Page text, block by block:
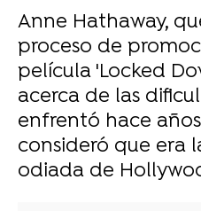
Anne Hathaway,
proceso de
película 'Locked
acerca de las
enfrentó hace
consideró que era
odiada de